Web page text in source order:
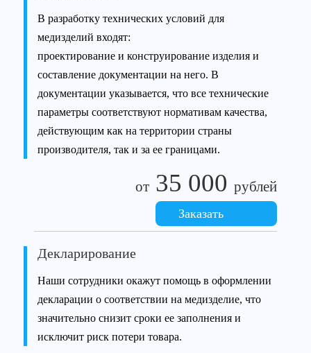
В разработку технических условий для
медизделий входят:
проектирование и конструирование изделия и
составление документации на него. В
документации указывается, что все технические
параметры соответствуют нормативам качества,
действующим как на территории страны
производителя, так и за ее границами.
от 35 000 рублей
Заказать
Декларирование
Наши сотрудники окажут помощь в оформлении
декларации о соответствии на медизделие, что
значительно снизит сроки ее заполнения и
исключит риск потери товара.